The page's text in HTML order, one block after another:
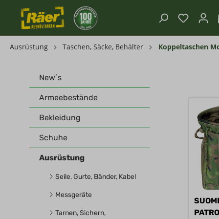
Ausrüstung Taschen, Säcke, Behälter Koppeltaschen
New´s
Armeebestände
Bekleidung
Schuhe
Ausrüstung
Seile, Gurte, Bänder, Kabel
Messgeräte
Tarnen, Sichern,
SUOMI